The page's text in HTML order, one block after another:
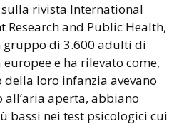
rivista International
Research and Public Health,
gruppo di 3.600 adulti di
e ha rilevato come,
loro infanzia avevano
aperta, abbiano
bassi nei test psicologici cui